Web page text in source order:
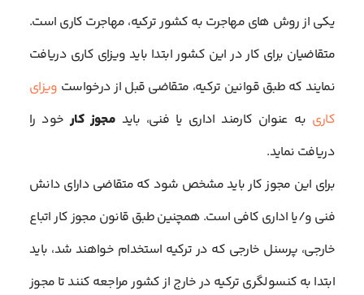
یکی از روش های مهاجرت به کشور ترکیه، مهاجرت کاری است.
متقاضیان برای کار در این کشور ابتدا باید ویزای کاری دریافت
نمایند که طبق قوانین ترکیه، متقاضی قبل از درخواست ویزای
کاری به عنوان کارمند اداری یا فنی، باید مجوز کار خود را
دریافت نماید.
برای این مجوز کار باید مشخص شود که متقاضی دارای دانش
فنی و/یا اداری کافی است. همچنین طبق قانون مجوز کار اتباع
خارجی، پرسنل خارجی که در ترکیه استخدام خواهند شد، باید
ابتدا به کنسولگری ترکیه در خارج از کشور مراجعه کنند تا مجوز